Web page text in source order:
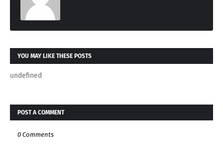
YOU MAY LIKE THESE POSTS
undefined
POST A COMMENT
0 Comments